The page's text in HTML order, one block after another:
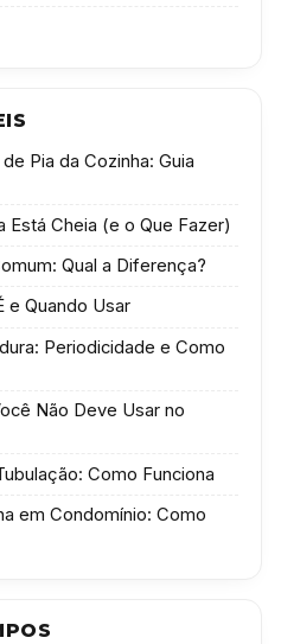
Pia da Cozinha: Guia
Está Cheia (e o Que Fazer)
Qual a Diferença?
e Quando Usar
Periodicidade e Como
Não Deve Usar no
Como Funciona
em Condomínio: Como